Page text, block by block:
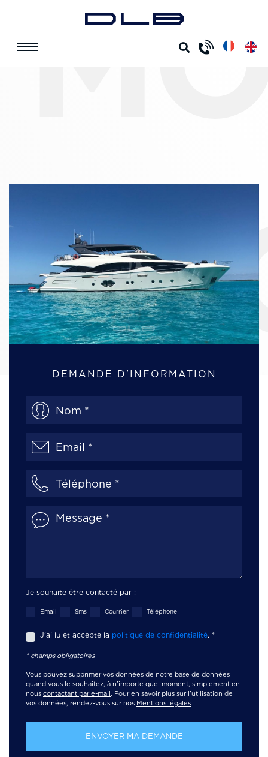
ACCUEIL
MONTECARLO
YACHTS 96
DEMANDE D'INFORMATION
Je souhaite être contacté par :
Email Sms Courrier Téléphone
J'ai lu et accepte la politique de confidentialité. *
* champs obligatoires
Vous pouvez supprimer vos données de notre base de données
quand vous le souhaitez, à n’importe quel moment, simplement en
nous contactant par e-mail. Pour en savoir plus sur l’utilisation de
vos données, rendez-vous sur nos Mentions légales
ENVOYER MA DEMANDE